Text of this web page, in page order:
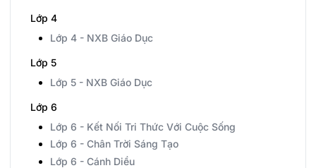
Lớp 4
Lớp 4 - NXB Giáo Dục
Lớp 5
Lớp 5 - NXB Giáo Dục
Lớp 6
Lớp 6 - Kết Nối Tri Thức Với Cuộc Sống
Lớp 6 - Chân Trời Sáng Tạo
Lớp 6 - Cánh Diều